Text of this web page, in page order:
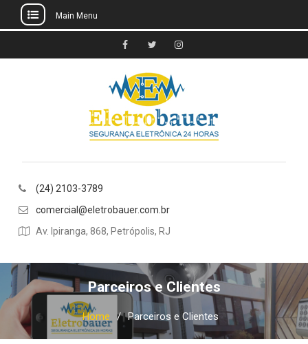
to
Main Menu
facebookeletrobauer
instagram
(24) 2103-3789
comercial@eletrobauer.com.br
Av. Ipiranga, 868, Petrópolis, RJ
Parceiros e Clientes
Home Parceiros e Clientes